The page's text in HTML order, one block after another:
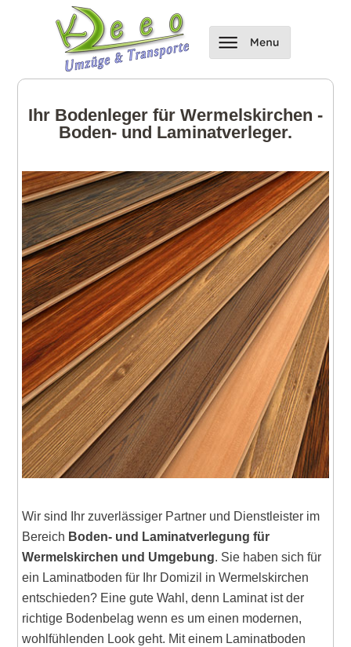
Ihr Bodenleger für Wermelskirchen -
Boden- und Laminatverleger.
Wir sind Ihr zuverlässiger Partner und Dienstleister im
Bereich Boden- und Laminatverlegung für
Wermelskirchen und Umgebung. Sie haben sich für
ein Laminatboden für Ihr Domizil in Wermelskirchen
entschieden? Eine gute Wahl, denn Laminat ist der
richtige Bodenbelag wenn es um einen modernen,
wohlfühlenden Look geht. Mit einem Laminatboden